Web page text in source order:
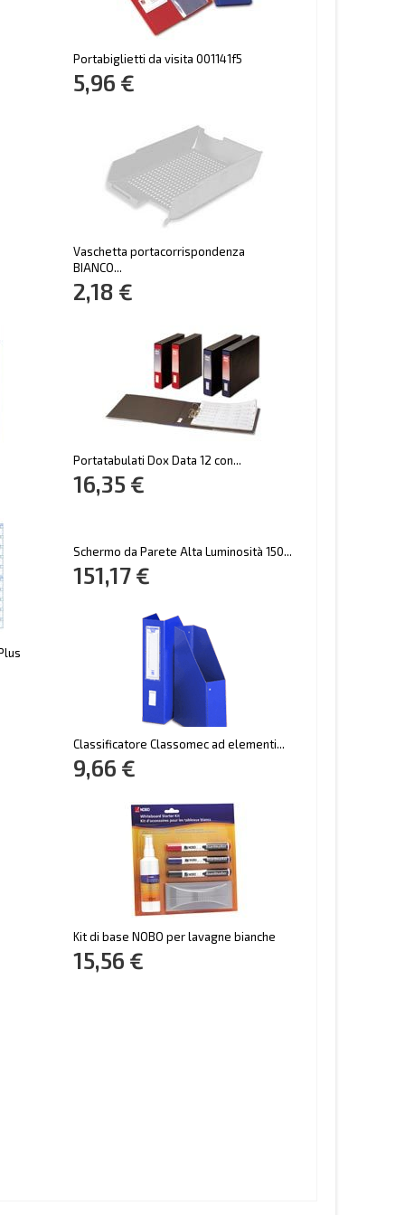
Portabiglietti da visita 001141f5
5,96 €
Vaschetta portacorrispondenza
BIANCO...
2,18 €
Portatabulati Dox Data 12 con...
16,35 €
Schermo da Parete Alta Luminosità 150...
151,17 €
Classificatore Classomec ad elementi...
9,66 €
Kit di base NOBO per lavagne bianche
15,56 €